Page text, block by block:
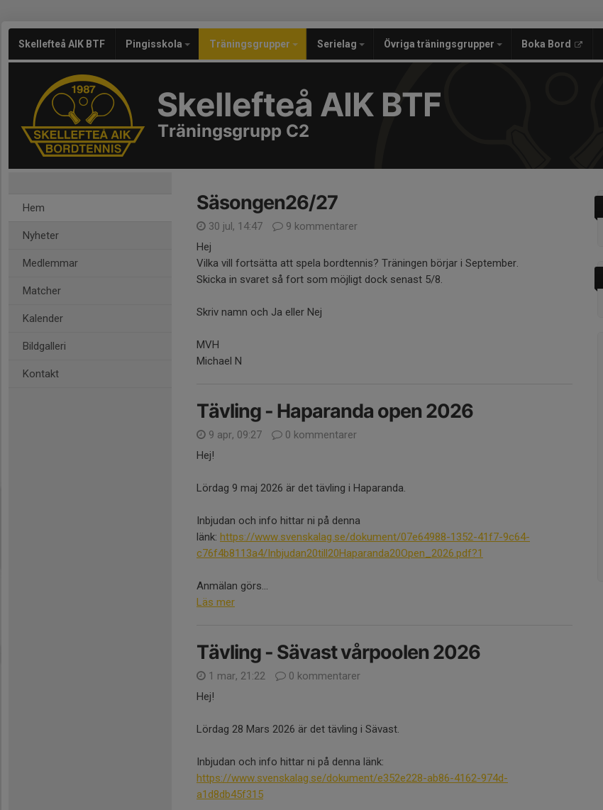
Skellefteå AIK BTF Pingisskola Träningsgrupper Serielag Övriga träningsgrupper Boka Bord
Skellefteå AIK BTF
Träningsgrupp C2
Hem
Nyheter
Medlemmar
Matcher
Kalender
Bildgalleri
Kontakt
Säsongen26/27
30 jul, 14:47
9 kommentarer
Hej
Vilka vill fortsätta att spela bordtennis? Träningen börjar i September.
Skicka in svaret så fort som möjligt dock senast 5/8.
Skriv namn och Ja eller Nej
MVH
Michael N
Tävling - Haparanda open 2026
9 apr, 09:27
0 kommentarer
Hej!
Lördag 9 maj 2026 är det tävling i Haparanda.
Inbjudan och info hittar ni på denna
länk: https://www.svenskalag.se/dokument/07e64988-1352-41f7-9c64-
c76f4b8113a4/Inbjudan20till20Haparanda20Open_2026.pdf?1
Anmälan görs...
Läs mer
Tävling - Sävast vårpoolen 2026
1 mar, 21:22
0 kommentarer
Hej!
Lördag 28 Mars 2026 är det tävling i Sävast.
Inbjudan och info hittar ni på denna länk:
https://www.svenskalag.se/dokument/e352e228-ab86-4162-974d-
a1d8db45f315